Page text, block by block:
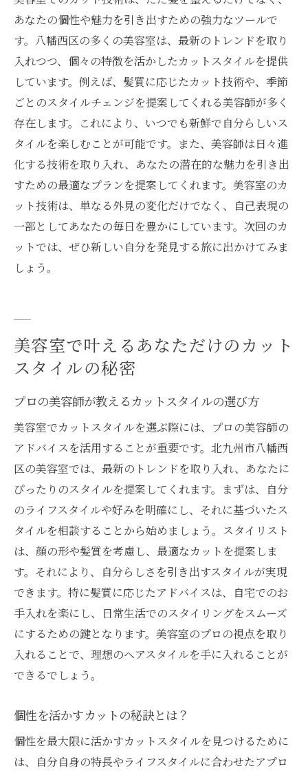
あなたの個性や魅力を引き出すための強力なツールで
す。八幡西区の多くの美容室は、最新のトレンドを取り
入れつつ、個々の特徴を活かしたカットスタイルを提供
しています。例えば、髪質に応じたカット技術や、季節
ごとのスタイルチェンジを提案してくれる美容師が多く
存在します。これにより、いつでも新鮮で自分らしいス
タイルを楽しむことが可能です。また、美容師は日々進
化する技術を取り入れ、あなたの潜在的な魅力を引き出
すための最適なプランを提案してくれます。美容室のカ
ット技術は、単なる外見の変化だけでなく、自己表現の
一部としてあなたの毎日を豊かにしています。次回のカ
ットでは、ぜひ新しい自分を発見する旅に出かけてみま
しょう。
美容室で叶えるあなただけのカット
スタイルの秘密
プロの美容師が教えるカットスタイルの選び方
美容室でカットスタイルを選ぶ際には、プロの美容師の
アドバイスを活用することが重要です。北九州市八幡西
区の美容室では、最新のトレンドを取り入れ、あなたに
ぴったりのスタイルを提案してくれます。まずは、自分
のライフスタイルや好みを明確にし、それに基づいたス
タイルを相談することから始めましょう。スタイリスト
は、顔の形や髪質を考慮し、最適なカットを提案しま
す。それにより、自分らしさを引き出すスタイルが実現
できます。特に髪質に応じたアドバイスは、自宅でのお
手入れを楽にし、日常生活でのスタイリングをスムーズ
にするための鍵となります。美容室のプロの視点を取り
入れることで、理想のヘアスタイルを手に入れることが
できるでしょう。
個性を活かすカットの秘訣とは？
個性を最大限に活かすカットスタイルを見つけるために
は、自分自身の特長やライフスタイルに合わせたアプロ